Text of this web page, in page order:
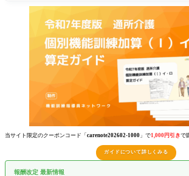
当サイト限定のクーポンコード「 carenote202602-1000 」で1,000円引きで
ガイドについて詳しくみる
報酬改定 最新情報